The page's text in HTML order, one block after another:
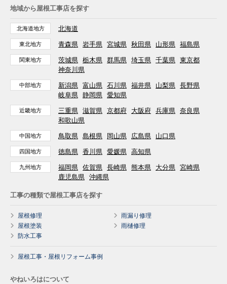
地域から屋根工事店を探す
北海道地方 北海道
東北地方 青森県 岩手県 宮城県 秋田県 山形県 福島県
関東地方 茨城県 栃木県 群馬県 埼玉県 千葉県 東京都
神奈川県
中部地方 新潟県 富山県 石川県 福井県 山梨県 長野県
岐阜県 静岡県 愛知県
近畿地方 三重県 滋賀県 京都府 大阪府 兵庫県 奈良県
和歌山県
中国地方 鳥取県 島根県 岡山県 広島県 山口県
四国地方 徳島県 香川県 愛媛県 高知県
九州地方 福岡県 佐賀県 長崎県 熊本県 大分県 宮崎県
鹿児島県 沖縄県
工事の種類で屋根工事店を探す
屋根修理
雨漏り修理
屋根塗装
雨樋修理
防水工事
屋根工事・屋根リフォーム事例
やねいろはについて